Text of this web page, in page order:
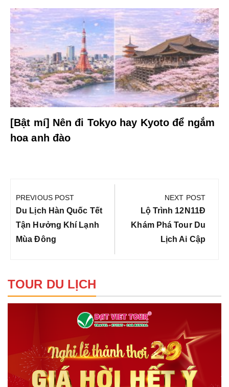
[Bật mí] Nên đi Tokyo hay Kyoto để ngắm
hoa anh đào
hướng
bài
viết
PREVIOUS POST
Previous
Post:
Du Lịch Hàn Quốc Tết
Tận Hưởng Khí Lạnh
Mùa Đông
NEXT POST
Next
Post:
Lộ Trình 12N11Đ
Khám Phá Tour Du
Lịch Ai Cập
TOUR DU LỊCH